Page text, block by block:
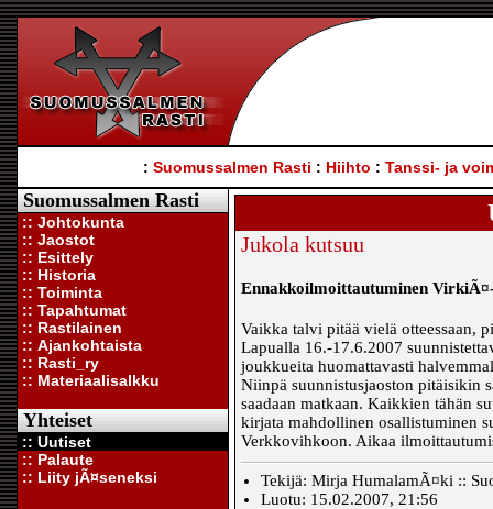
: Suomussalmen Rasti : Hiihto : Tanssi- ja
Suomussalmen Rasti
:: Johtokunta
:: Jaostot
:: Esittely
:: Historia
:: Toiminta
:: Tapahtumat
:: Rastilainen
:: Ajankohtaista
:: Rasti_ry
:: Materiaalisalkku
Yhteiset
:: Uutiset
:: Palaute
:: Liity jÃ¤seneksi
Jukola kutsuu
Ennakkoilmoittautuminen
Vaikka talvi pitää vielä otteessaan,
Lapualla 16.-17.6.2007
joukkueita huomattavasti
Niinpä suunnistusjaoston pitäisikin
saadaan matkaan. Kaikkien tähän
kirjata mahdollinen osallistuminen
Verkkovihkoon. Aikaa
Tekijä: Mirja HumalamÃ¤ki ::
Luotu: 15.02.2007, 21:56